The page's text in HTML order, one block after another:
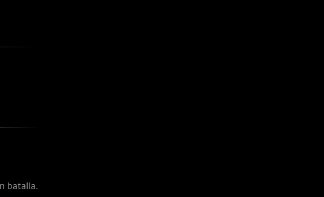
batalla.